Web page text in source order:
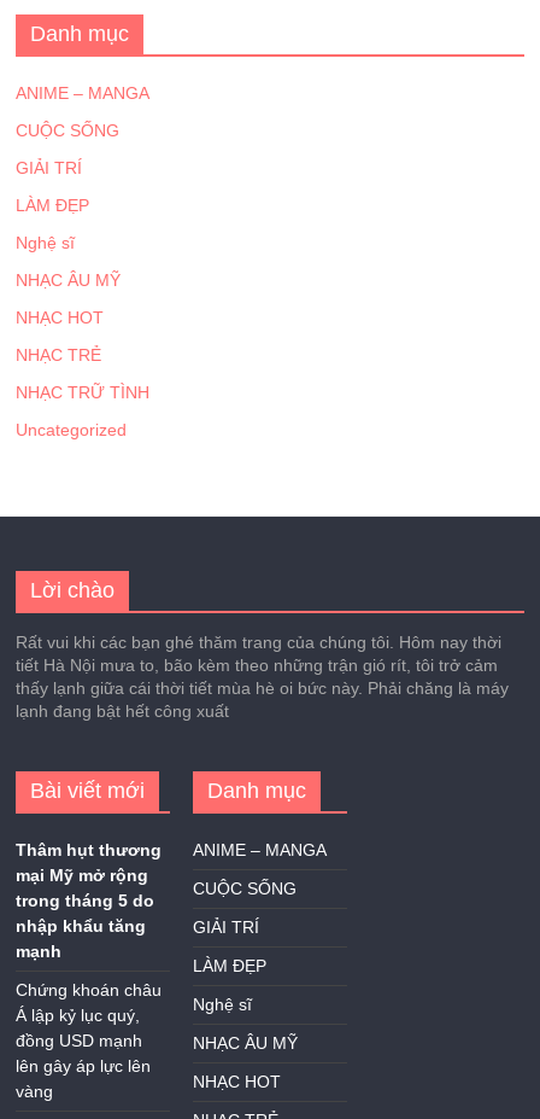
Danh mục
ANIME – MANGA
CUỘC SỐNG
GIẢI TRÍ
LÀM ĐẸP
Nghệ sĩ
NHẠC ÂU MỸ
NHẠC HOT
NHẠC TRẺ
NHẠC TRỮ TÌNH
Uncategorized
Lời chào
Rất vui khi các bạn ghé thăm trang của chúng tôi. Hôm nay thời
tiết Hà Nội mưa to, bão kèm theo những trận gió rít, tôi trở cảm
thấy lạnh giữa cái thời tiết mùa hè oi bức này. Phải chăng là máy
lạnh đang bật hết công xuất
Bài viết mới
Thâm hụt thương
mại Mỹ mở rộng
trong tháng 5 do
nhập khẩu tăng
mạnh
Chứng khoán châu
Á lập kỷ lục quý,
đồng USD mạnh
lên gây áp lực lên
vàng
Danh mục
ANIME – MANGA
CUỘC SỐNG
GIẢI TRÍ
LÀM ĐẸP
Nghệ sĩ
NHẠC ÂU MỸ
NHẠC HOT